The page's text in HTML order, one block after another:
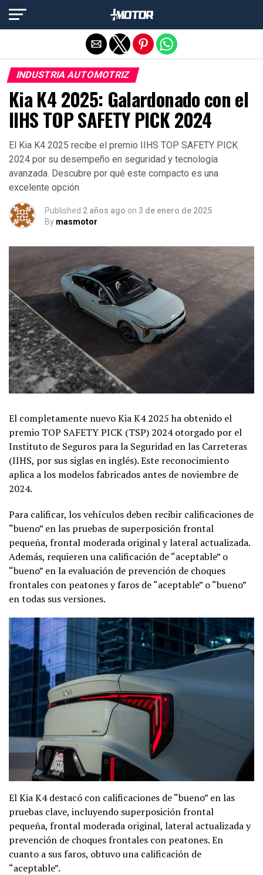
INDUSTRIA AUTOMOTRIZ
Kia K4 2025: Galardonado con el
IIHS TOP SAFETY PICK 2024
El Kia K4 2025 recibe el premio IIHS TOP SAFETY PICK
2024 por su desempeño en seguridad y tecnología
avanzada. Descubre por qué este compacto es una
excelente opción
Published 2 años ago on 3 de enero de 2025
By masmotor
El completamente nuevo Kia K4 2025 ha obtenido el
premio TOP SAFETY PICK (TSP) 2024 otorgado por el
Instituto de Seguros para la Seguridad en las Carreteras
(IIHS, por sus siglas en inglés). Este reconocimiento
aplica a los modelos fabricados antes de noviembre de
2024.
Para calificar, los vehículos deben recibir calificaciones de
“bueno” en las pruebas de superposición frontal
pequeña, frontal moderada original y lateral actualizada.
Además, requieren una calificación de “aceptable” o
“bueno” en la evaluación de prevención de choques
frontales con peatones y faros de “aceptable” o “bueno”
en todas sus versiones.
El Kia K4 destacó con calificaciones de “bueno” en las
pruebas clave, incluyendo superposición frontal
pequeña, frontal moderada original, lateral actualizada y
prevención de choques frontales con peatones. En
cuanto a sus faros, obtuvo una calificación de
“aceptable”.
Salir de la versión móvil